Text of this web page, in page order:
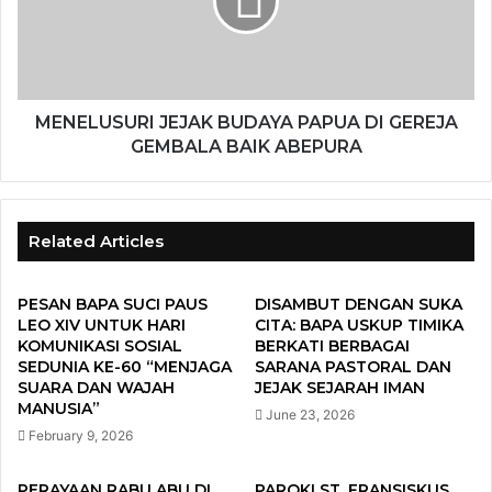
MENELUSURI JEJAK BUDAYA PAPUA DI GEREJA
GEMBALA BAIK ABEPURA
Related Articles
PESAN BAPA SUCI PAUS
LEO XIV UNTUK HARI
KOMUNIKASI SOSIAL
SEDUNIA KE-60 “MENJAGA
SUARA DAN WAJAH
MANUSIA”
February 9, 2026
DISAMBUT DENGAN SUKA
CITA: BAPA USKUP TIMIKA
BERKATI BERBAGAI
SARANA PASTORAL DAN
JEJAK SEJARAH IMAN
June 23, 2026